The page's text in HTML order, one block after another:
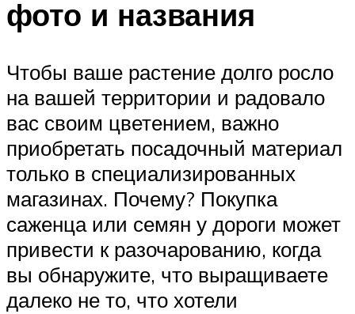
фото и названия
Чтобы ваше растение долго росло
на вашей территории и радовало
вас своим цветением, важно
приобретать посадочный материал
только в специализированных
магазинах. Почему? Покупка
саженца или семян у дороги может
привести к разочарованию, когда
вы обнаружите, что выращиваете
далеко не то, что хотели